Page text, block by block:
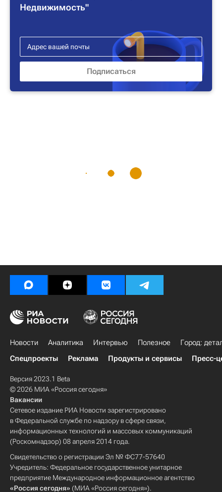
Недвижимость"
Новости Аналитика Интервью Полезное
Город:
Спецпроекты
Реклама Продукты и сервисы Пресс-
Версия 2023.1 Beta
© 2026 МИА «Россия сегодня»
Вакансии
Сетевое издание РИА Новости зарегистрировано
в Федеральной службе по надзору в сфере связи,
информационных технологий и массовых коммуникаций
(Роскомнадзор) 08 апреля 2014 года.
Свидетельство о регистрации Эл № ФС77-57640
Учредитель: Федеральное государственное унитарное
предприятие Международное информационное агентство
«Россия сегодня» (МИА «Россия сегодня»).